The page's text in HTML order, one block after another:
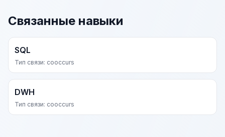
Связанные навыки
SQL
Тип связи: cooccurs
DWH
Тип связи: cooccurs